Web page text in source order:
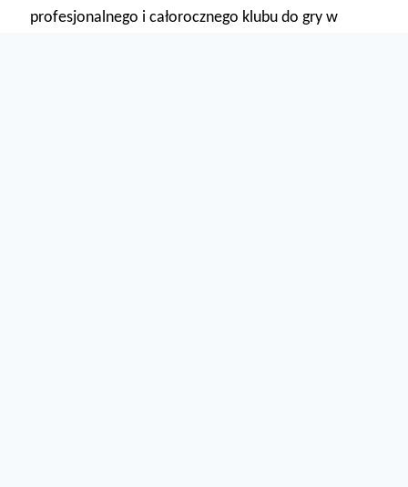
profesjonalnego i całorocznego klubu do gry w